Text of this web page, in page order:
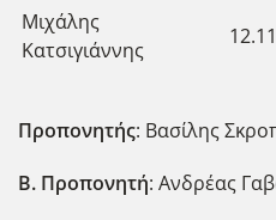
Μιχάλης
Κατσιγιάννης
Προπονητής: Βασίλης
Β. Προπονητή: Ανδρέας